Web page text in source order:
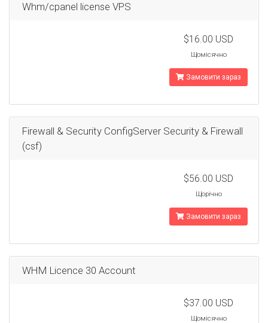
Whm/cpanel license VPS
$16.00 USD
Щомісячно
Замовити зараз
Firewall & Security ConfigServer Security & Firewall
(csf)
$56.00 USD
Щорічно
Замовити зараз
WHM Licence 30 Account
$37.00 USD
Щомісячно